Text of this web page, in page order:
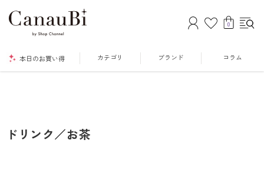
0
本日のお買い得 カテゴリ ブランド コラム
ドリンク／お茶